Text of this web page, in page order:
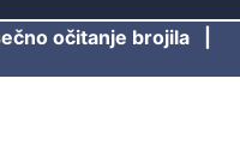
očitanje brojila